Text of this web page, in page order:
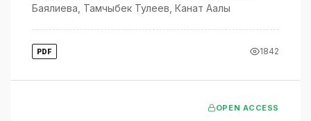
Баялиева Тамчыбек Тулеев Канат Аалы
PDF 1842
OPEN ACCESS